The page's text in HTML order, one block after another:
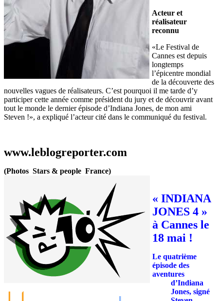
Acteur et
réalisateur
reconnu
«Le Festival de
Cannes est depuis
longtemps
l’épicentre mondial
de la découverte des
nouvelles vagues de réalisateurs. C’est pourquoi il me tarde d’y
participer cette année comme président du jury et de découvrir avant
tout le monde le dernier épisode d’Indiana Jones, de mon ami
Steven !», a expliqué l’acteur cité dans le communiqué du festival.
www.leblogreporter.com
(Photos Stars & people France)
« INDIANA
JONES 4 »
à Cannes le
18 mai !
Le quatrième
épisode des
aventures
d’Indiana
Jones, signé